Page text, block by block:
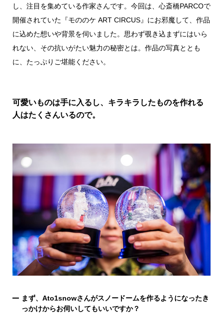
の文
化
ること
するよう
ザインを
する
の絵で
ツを作
バファ
ズのキ
ャップ
し、注目を集めている作家さんです。今回は、心斎橋PARCOで
開催されていた『モののケ ART CIRCUS』にお邪魔して、作品
に込めた想いや背景を伺いました。思わず覗き込まずにはいら
れない、その抗いがたい魅力の秘密とは。作品の写真ととも
に、たっぷりご堪能ください。
可愛いものは手に入るし、キラキラしたものを作れる
人はたくさんいるので。
まず、Ato1snowさんがスノードームを作るようになったき
っかけからお伺いしてもいいですか？